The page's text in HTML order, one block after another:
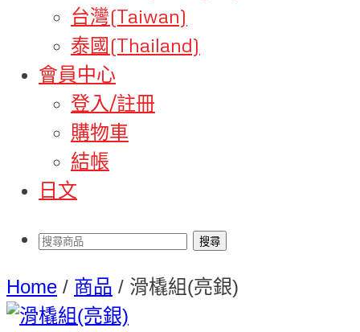
台灣(Taiwan)
泰國(Thailand)
會員中心
登入/註冊
購物車
結帳
日文
Home / 商品 / 滑橇組(亮銀)